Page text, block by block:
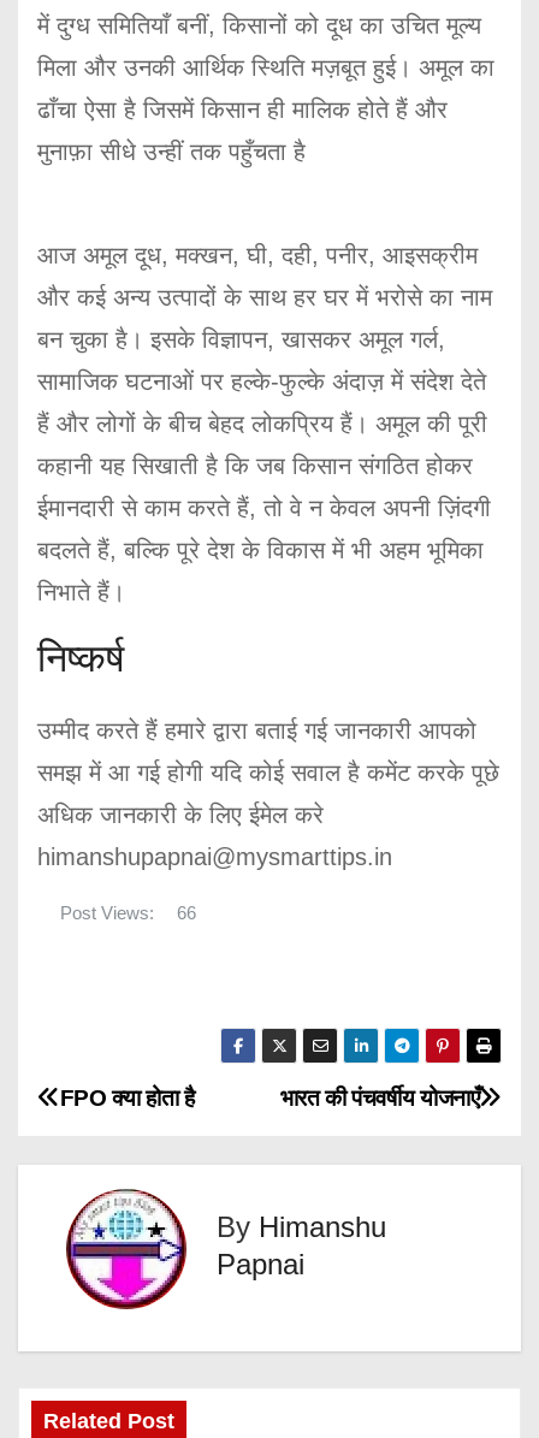
में दुग्ध समितियाँ बनीं, किसानों को दूध का उचित मूल्य
मिला और उनकी आर्थिक स्थिति मज़बूत हुई। अमूल का
ढाँचा ऐसा है जिसमें किसान ही मालिक होते हैं और
मुनाफ़ा सीधे उन्हीं तक पहुँचता है
आज अमूल दूध, मक्खन, घी, दही, पनीर, आइसक्रीम
और कई अन्य उत्पादों के साथ हर घर में भरोसे का नाम
बन चुका है। इसके विज्ञापन, खासकर अमूल गर्ल,
सामाजिक घटनाओं पर हल्के-फुल्के अंदाज़ में संदेश देते
हैं और लोगों के बीच बेहद लोकप्रिय हैं। अमूल की पूरी
कहानी यह सिखाती है कि जब किसान संगठित होकर
ईमानदारी से काम करते हैं, तो वे न केवल अपनी ज़िंदगी
बदलते हैं, बल्कि पूरे देश के विकास में भी अहम भूमिका
निभाते हैं।
निष्कर्ष
उम्मीद करते हैं हमारे द्वारा बताई गई जानकारी आपको
समझ में आ गई होगी यदि कोई सवाल है कमेंट करके पूछे
अधिक जानकारी के लिए ईमेल करे
himanshupapnai@mysmarttips.in
Post Views: 66
P
o
a
v
भारत की पंचवर्षीय योजनाएँ
FPO क्या होता है
By Himanshu
Papnai
Related Post